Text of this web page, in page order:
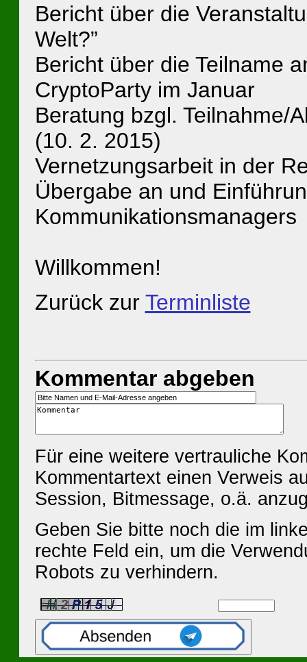
Bericht über die
Welt?”
Bericht über die Teilname
CryptoParty im Januar
Beratung bzgl. Teilnahme/
(10. 2. 2015)
Vernetzungsarbeit in der
Übergabe an und
Kommunikationsmanagers
Willkommen!
Zurück zur Terminliste
Kommentar abgeben
Für eine weitere vertrauliche
Kommentartext einen Verweis
Session, Bitmessage, o.ä.
Geben Sie bitte noch die im
rechte Feld ein, um die
Robots zu verhindern.